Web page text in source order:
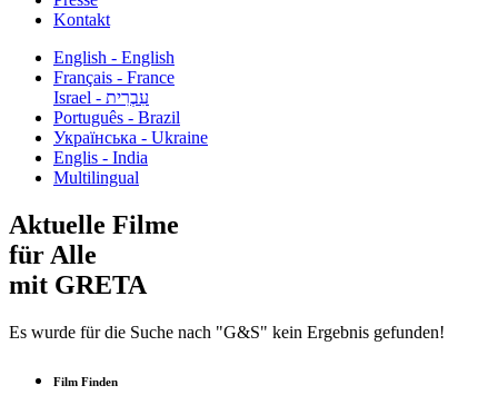
Kontakt
English - English
Français - France
עִבְרִית - Israel
Português - Brazil
Українська - Ukraine
Englis - India
Multilingual
Aktuelle Filme
für Alle
mit GRETA
Es wurde für die Suche nach "G&S" kein Ergebnis gefunden!
Film Finden